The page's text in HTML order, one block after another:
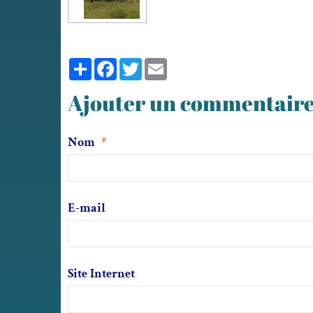
PartagerFacebook
Twitter
Ajouter un
Nom
E-mail
Site Internet